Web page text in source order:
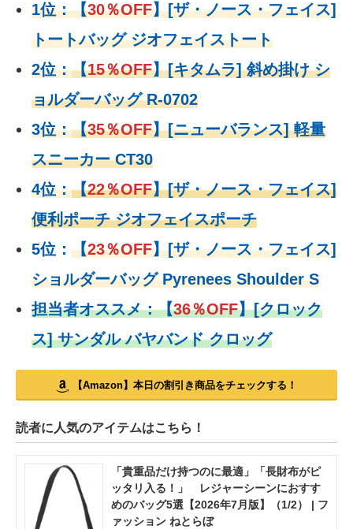
1位：【30％OFF】[ザ・ノース・フェイス]
トートバッグ ジオフェイストート
2位：【15％OFF】[キタムラ] 斜め掛け シ
ョルダーバッグ R-0702
3位：【35％OFF】[ニューバランス] 軽量
スニーカー CT30
4位：【22％OFF】[ザ・ノース・フェイス]
便利ポーチ ジオフェイスポーチ
5位： 【23％OFF】[ザ・ノース・フェイス]
ショルダーバッグ Pyrenees Shoulder S
担当者オススメ：【36％OFF】[クロック
ス] サンダル バヤバンド クロッグ
【Amazon】本日の割引き商品をチェックする！
読者に人気のアイテムはこちら！
「貴重品だけ持つのに最適」「長財布がピ
ッタリ入る！」 レジャーシーンにおすす
めのバッグ5選【2026年7月版】（1/2） | フ
ァッション ねとらぼ